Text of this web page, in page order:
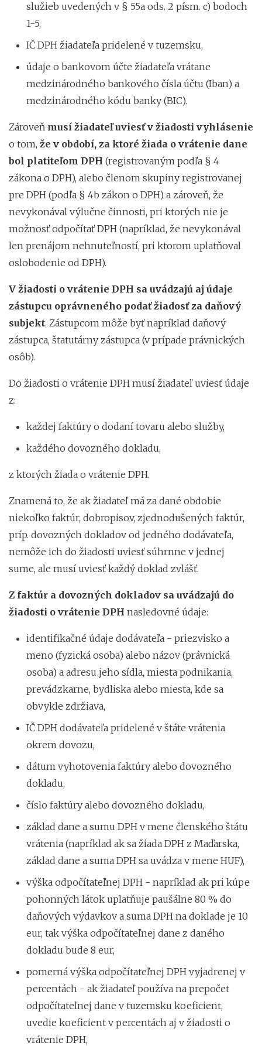
služieb uvedených v § 55a ods. 2 písm. c) bodoch
1-5,
IČ DPH žiadateľa pridelené v tuzemsku,
údaje o bankovom účte žiadateľa vrátane
medzinárodného bankového čísla účtu (Iban) a
medzinárodného kódu banky (BIC).
Zároveň musí žiadateľ uviesť v žiadosti vyhlásenie
o tom, že v období, za ktoré žiada o vrátenie dane
bol platiteľom DPH (registrovaným podľa § 4
zákona o DPH), alebo členom skupiny registrovanej
pre DPH (podľa § 4b zákon o DPH) a zároveň, že
nevykonával výlučne činnosti, pri ktorých nie je
možnosť odpočítať DPH (napríklad, že nevykonával
len prenájom nehnuteľností, pri ktorom uplatňoval
oslobodenie od DPH).
V žiadosti o vrátenie DPH sa uvádzajú aj údaje
zástupcu oprávneného podať žiadosť za daňový
subjekt. Zástupcom môže byť napríklad daňový
zástupca, štatutárny zástupca (v prípade právnických
osôb).
Do žiadosti o vrátenie DPH musí žiadateľ uviesť údaje
z:
každej faktúry o dodaní tovaru alebo služby,
každého dovozného dokladu,
z ktorých žiada o vrátenie DPH.
Znamená to, že ak žiadateľ má za dané obdobie
niekoľko faktúr, dobropisov, zjednodušených faktúr,
príp. dovozných dokladov od jedného dodávateľa,
nemôže ich do žiadosti uviesť súhrnne v jednej
sume, ale musí uviesť každý doklad zvlášť.
Z faktúr a dovozných dokladov sa uvádzajú do
žiadosti o vrátenie DPH nasledovné údaje:
identifikačné údaje dodávateľa - priezvisko a
meno (fyzická osoba) alebo názov (právnická
osoba) a adresu jeho sídla, miesta podnikania,
prevádzkarne, bydliska alebo miesta, kde sa
obvykle zdržiava,
IČ DPH dodávateľa pridelené v štáte vrátenia
okrem dovozu,
dátum vyhotovenia faktúry alebo dovozného
dokladu,
číslo faktúry alebo dovozného dokladu,
základ dane a sumu DPH v mene členského štátu
vrátenia (napríklad ak sa žiada DPH z Maďarska,
základ dane a suma DPH sa uvádza v mene HUF),
výška odpočítateľnej DPH - napríklad ak pri kúpe
pohonných látok uplatňuje paušálne 80 % do
daňových výdavkov a suma DPH na doklade je 10
eur, tak výška odpočítateľnej dane z daného
dokladu bude 8 eur,
pomerná výška odpočítateľnej DPH vyjadrenej v
percentách - ak žiadateľ používa na prepočet
odpočítateľnej dane v tuzemsku koeficient,
uvedie koeficient v percentách aj v žiadosti o
vrátenie DPH,